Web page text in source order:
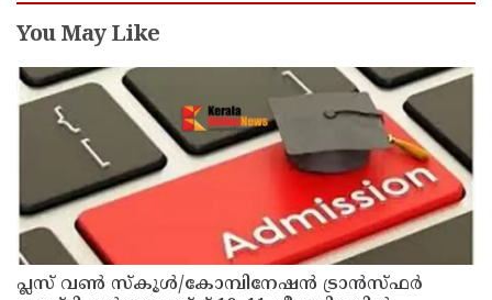
You May Like
പ്ലസ് വൺ സ്‌കൂൾ/കോമ്പിനേഷൻ ട്രാൻസ്ഫർ